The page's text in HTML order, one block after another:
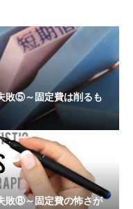
敗⑤～固定費は削るも
敗⑧～固定費の怖さが